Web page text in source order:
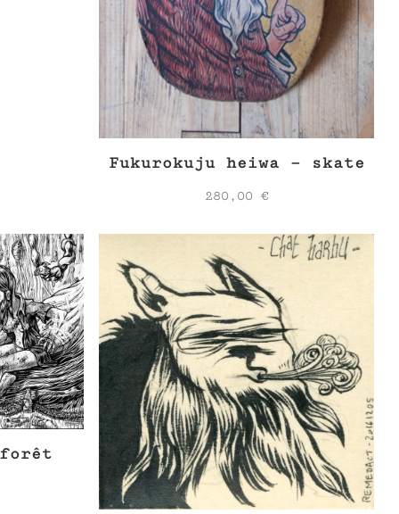
Fukurokuju heiwa – skate
280,00 €